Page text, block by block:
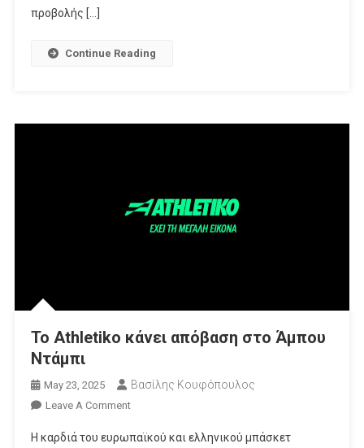
προβολής […]
Continue Reading
Το Athletiko κάνει απόβαση στο Άμπου
Ντάμπι
May 23, 2025 Βασίλης Κουφόπουλος
Leave A CommentOn
Athletiko
Η καρδιά του ευρωπαϊκού και ελληνικού μπάσκετ